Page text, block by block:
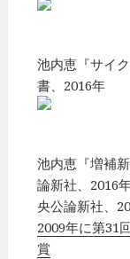
池内恵『サイ
書、2016年
池内恵『増補
論新社、2016
央公論新社、
2009年に第31
賞